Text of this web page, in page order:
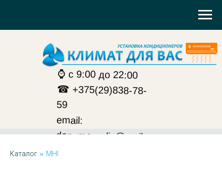
⌚ с 9:00 до 22:00
☎ +375(29)838-78-
59
email:
den_margulis@mail.ru
Каталог » MHI